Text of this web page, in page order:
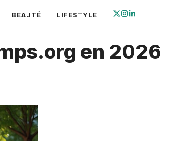
BEAUTÉ LIFESTYLE
en 2026